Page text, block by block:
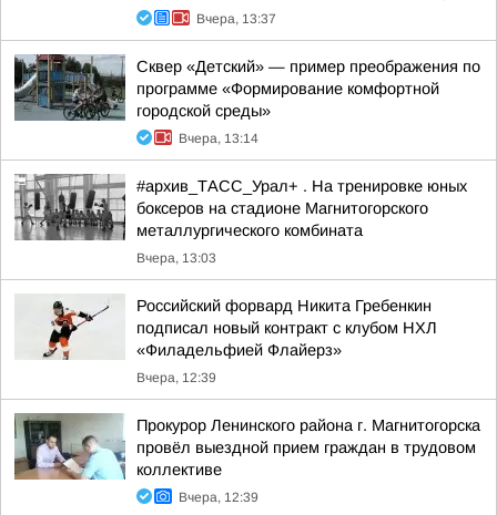
Вчера, 13:37
Сквер «Детский» — пример преображения по
программе «Формирование комфортной
городской среды»
Вчера, 13:14
#архив_ТАСС_Урал+ . На тренировке юных
боксеров на стадионе Магнитогорского
металлургического комбината
Вчера, 13:03
Российский форвард Никита Гребенкин
подписал новый контракт с клубом НХЛ
«Филадельфией Флайерз»
Вчера, 12:39
Прокурор Ленинского района г. Магнитогорска
провёл выездной прием граждан в трудовом
коллективе
Вчера, 12:39